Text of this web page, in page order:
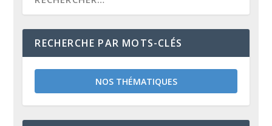
RECHERCHE PAR MOTS-CLÉS
NOS THÉMATIQUES